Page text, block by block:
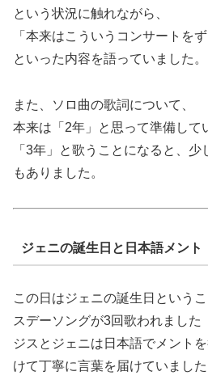
という状況に触れながら、
「本来はこういうコンサートを
といった内容を語っていました。
また、ソロ曲の歌詞について、
本来は「2年」と思って準備して
「3年」と歌うことになると、
もありました。
ジェニの誕生日と日本語メント
この日はジェニの誕生日という
スデーソングが3回歌われました
ジスとジェニは日本語でメント
けて丁寧に言葉を届けていました